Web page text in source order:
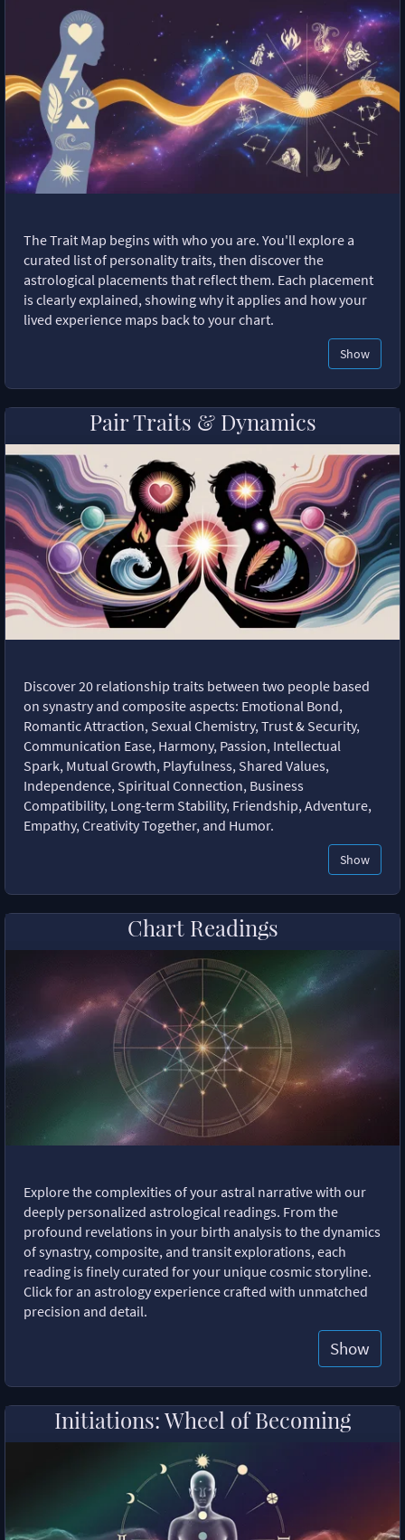
The Trait Map begins with who you are. You'll explore a
curated list of personality traits, then discover the
astrological placements that reflect them. Each placement
is clearly explained, showing why it applies and how your
lived experience maps back to your chart.
Show
Pair Traits & Dynamics
Discover 20 relationship traits between two people based
on synastry and composite aspects: Emotional Bond,
Romantic Attraction, Sexual Chemistry, Trust & Security,
Communication Ease, Harmony, Passion, Intellectual
Spark, Mutual Growth, Playfulness, Shared Values,
Independence, Spiritual Connection, Business
Compatibility, Long-term Stability, Friendship, Adventure,
Empathy, Creativity Together, and Humor.
Show
Chart Readings
Explore the complexities of your astral narrative with our
deeply personalized astrological readings. From the
profound revelations in your birth analysis to the dynamics
of synastry, composite, and transit explorations, each
reading is finely curated for your unique cosmic storyline.
Click for an astrology experience crafted with unmatched
precision and detail.
Show
Initiations: Wheel of Becoming